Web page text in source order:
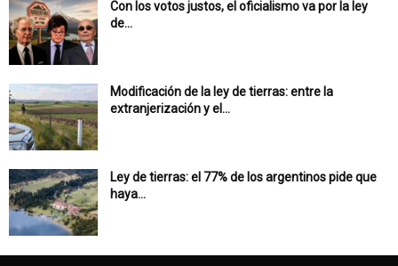
Con los votos justos, el oficialismo va por la ley
de...
Modificación de la ley de tierras: entre la
extranjerización y el...
Ley de tierras: el 77% de los argentinos pide que
haya...